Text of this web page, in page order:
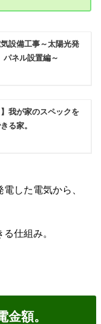
設備工事～太陽光発
パネル設置編～
我が家のスペックを
る家。
した電気から、
仕組み。
額。